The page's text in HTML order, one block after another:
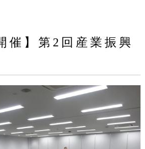
催】第2回産業振興